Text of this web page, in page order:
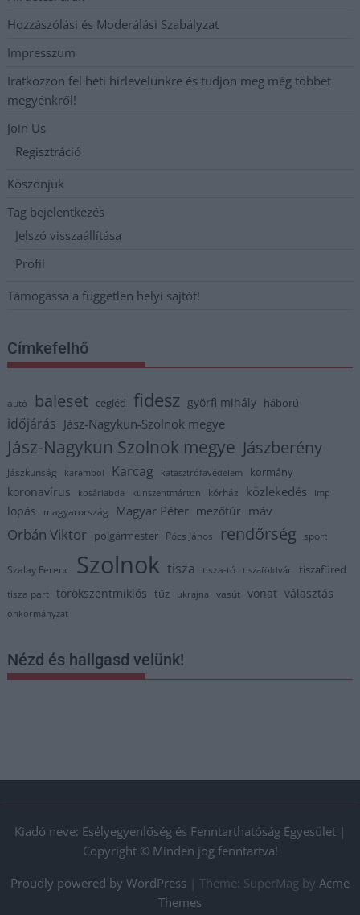
Hozzászólási és Moderálási Szabályzat
Impresszum
Iratkozzon fel heti hírlevelünkre és tudjon meg még többet
megyénkről!
Join Us
Regisztráció
Köszönjük
Tag bejelentkezés
Jelszó visszaállítása
Profil
Támogassa a független helyi sajtót!
Címkefelhő
autó baleset cegléd fidesz györfi mihály háború
időjárás Jász-Nagykun-Szolnok megye
Jász-Nagykun Szolnok megye Jászberény
Jászkunság karambol Karcag katasztrófavédelem kormány
koronavírus kosárlabda kunszentmárton kórház közlekedés lmp
lopás magyarország Magyar Péter mezőtúr máv
Orbán Viktor polgármester Pócs János rendőrség sport
Szalay Ferenc Szolnok tisza tisza-tó tiszaföldvár tiszafüred
tisza part törökszentmiklós tűz ukrajna vasút vonat választás
önkormányzat
Nézd és hallgasd velünk!
Kiadó neve: Esélyegyenlőség és Fenntarthatóság Egyesület |
Copyright © Minden jog fenntartva!
Proudly powered by WordPress
Theme: SuperMag by Acme
Themes